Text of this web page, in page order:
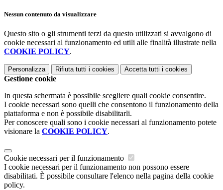
Nessun contenuto da visualizzare
Questo sito o gli strumenti terzi da questo utilizzati si avvalgono di
cookie necessari al funzionamento ed utili alle finalità illustrate nella
COOKIE POLICY.
Personalizza Rifiuta tutti i cookies Accetta tutti i cookies
Gestione cookie
In questa schermata è possibile scegliere quali cookie consentire.
I cookie necessari sono quelli che consentono il funzionamento della
piattaforma e non è possibile disabilitarli.
Per conoscere quali sono i cookie necessari al funzionamento potete
visionare la COOKIE POLICY.
Cookie necessari per il funzionamento
I cookie necessari per il funzionamento non possono essere
disabilitati. È possibile consultare l'elenco nella pagina della cookie
policy.